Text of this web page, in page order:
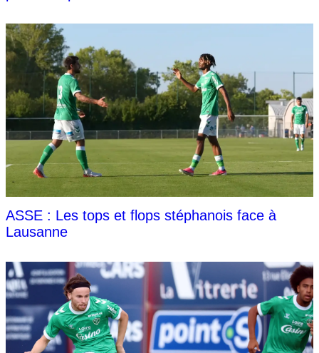
ASSE : Les tops et flops stéphanois face à
Lausanne